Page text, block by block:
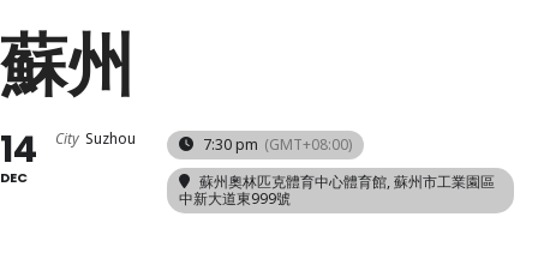
蘇州
14
DEC
City Suzhou 7:30 pm (GMT+08:00)
蘇州奧林匹克體育中心體育館, 蘇州市工業園區
中新大道東999號